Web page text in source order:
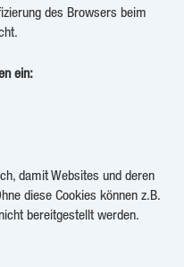
des Browsers beim
ein:
damit Websites und deren
diese Cookies können z.B.
bereitgestellt werden.